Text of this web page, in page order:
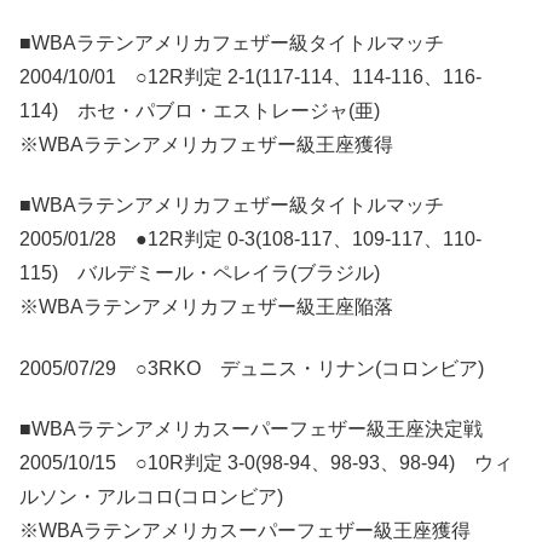
■WBAラテンアメリカフェザー級タイトルマッチ
2004/10/01 ○12R判定 2-1(117-114、114-116、116-
114) ホセ・パブロ・エストレージャ(亜)
※WBAラテンアメリカフェザー級王座獲得
■WBAラテンアメリカフェザー級タイトルマッチ
2005/01/28 ●12R判定 0-3(108-117、109-117、110-
115) バルデミール・ペレイラ(ブラジル)
※WBAラテンアメリカフェザー級王座陥落
2005/07/29 ○3RKO デュニス・リナン(コロンビア)
■WBAラテンアメリカスーパーフェザー級王座決定戦
2005/10/15 ○10R判定 3-0(98-94、98-93、98-94) ウィ
ルソン・アルコロ(コロンビア)
※WBAラテンアメリカスーパーフェザー級王座獲得